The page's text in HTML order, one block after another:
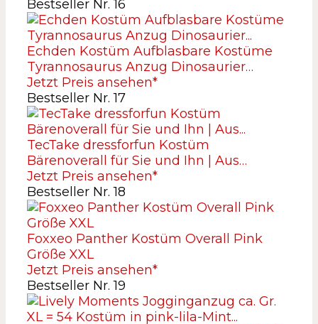
Bestseller Nr. 16
Echden Kostüm Aufblasbare Kostüme
Tyrannosaurus Anzug Dinosaurier…
Jetzt Preis ansehen*
Bestseller Nr. 17
TecTake dressforfun Kostüm
Bärenoverall für Sie und Ihn | Aus…
Jetzt Preis ansehen*
Bestseller Nr. 18
Foxxeo Panther Kostüm Overall Pink
Größe XXL
Jetzt Preis ansehen*
Bestseller Nr. 19